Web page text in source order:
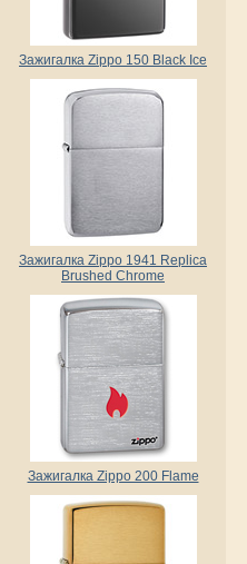
Зажигалка Zippo 150 Black Ice
Зажигалка Zippo 1941 Replica
Brushed Chrome
Зажигалка Zippo 200 Flame